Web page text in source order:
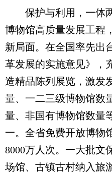
保护与利用，一体两
博物馆高质量发展工程
新局面。在全国率先出
革发展的实施意见》，
造精品陈列展览，激发
量、一二三级博物馆数
量、非国有博物馆数量
一。全省免费开放博物
8000万人次。一大批文
场馆、古镇古村纳入旅